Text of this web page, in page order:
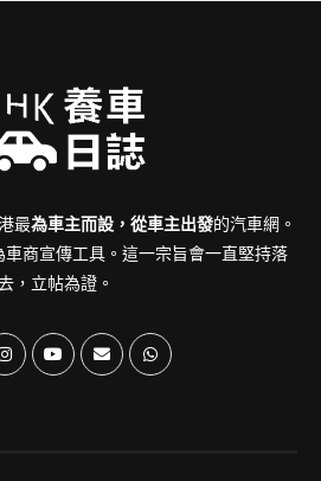
最為車主而設，從車主出發的汽車網。
商宣傳工具。這一宗旨會一直堅持落
，立帖為證。